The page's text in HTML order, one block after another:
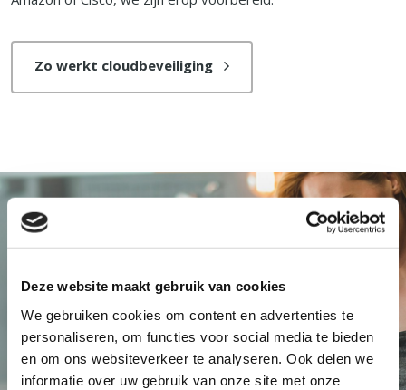
Deze website maakt gebruik van cookies
We gebruiken cookies om content en advertenties te
personaliseren, om functies voor social media te bieden
en om ons websiteverkeer te analyseren. Ook delen we
informatie over uw gebruik van onze site met onze
Zo werkt cloudbeveiliging